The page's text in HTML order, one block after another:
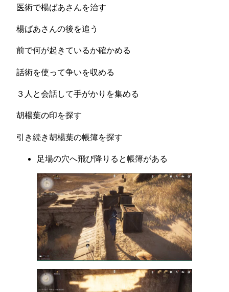
医術で楊ばあさんを治す
楊ばあさんの後を追う
前で何が起きているか確かめる
話術を使って争いを収める
３人と会話して手がかりを集める
胡楊葉の印を探す
引き続き胡楊葉の帳簿を探す
足場の穴へ飛び降りると帳簿がある